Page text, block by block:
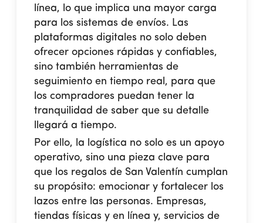
línea, lo que implica una mayor carga
para los sistemas de envíos. Las
plataformas digitales no solo deben
ofrecer opciones rápidas y confiables,
sino también herramientas de
seguimiento en tiempo real, para que
los compradores puedan tener la
tranquilidad de saber que su detalle
llegará a tiempo.
Por ello, la logística no solo es un apoyo
operativo, sino una pieza clave para
que los regalos de San Valentín cumplan
su propósito: emocionar y fortalecer los
lazos entre las personas. Empresas,
tiendas físicas y en línea y, servicios de